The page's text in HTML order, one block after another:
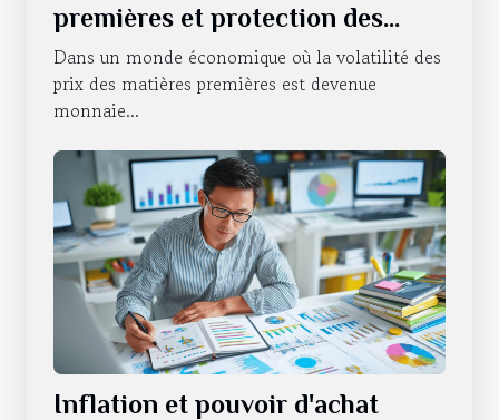
premières et protection des
investissements Comment se
couvrir contre l'instabilité
Dans un monde économique où la volatilité des
prix des matières premières est devenue
monnaie...
Inflation et pouvoir d'achat